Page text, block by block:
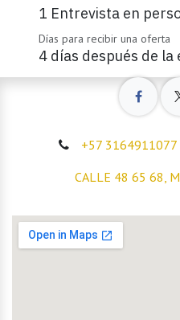
1 Entrevista en
Días para recibir una oferta
4 días después de
+57 3164911077
CALLE 48 65 68,